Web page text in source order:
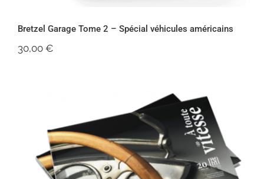
Bretzel Garage Tome 2 – Spécial véhicules américains
30,00 €
Bretzel Garage – Tome 3 – 20 bolides
du Musée national de l’automobile